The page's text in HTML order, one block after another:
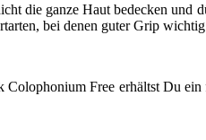
die ganze Haut bedecken und
bei denen guter Grip
Free erhältst Du